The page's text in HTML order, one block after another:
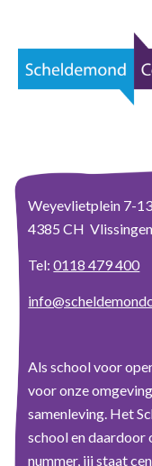
Weyevlietplein 7-13
4385 CH Vlissingen
Tel:0118 479 400
Als school voor
voor onze
samenleving. Het
school en daardoor
nummer, jij staat